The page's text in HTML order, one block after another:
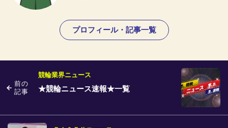
プロフィール・記事一覧
前の
記事
競輪業界ニュース
★競輪ニュース速報★一覧